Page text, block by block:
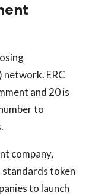
network. ERC
and 20 is
to
company,
standards token
to launch